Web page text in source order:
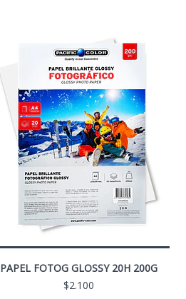
PAPEL FOTOG GLOSSY 20H 200G
$2.100